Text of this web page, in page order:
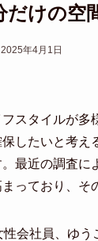
だけの空
2025年4月1日
スタイルが多
したいと考え
最近の調査に
っており、そ
性会社員、ゆ